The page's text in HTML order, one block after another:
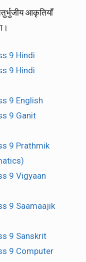
आकृतियाँ
9 Hindi
9 Hindi
9 English
9 Ganit
9 Prathmik
9 Vigyaan
9 Saamaajik
9 Sanskrit
9 Computer